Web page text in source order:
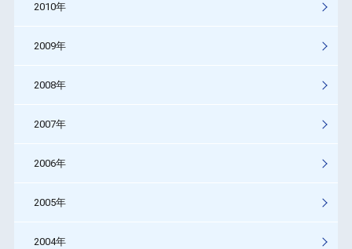
2010年
2009年
2008年
2007年
2006年
2005年
2004年